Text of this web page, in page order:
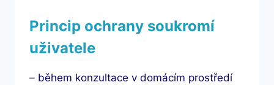
Princip ochrany soukromí
uživatele
– během konzultace v domácím prostředí